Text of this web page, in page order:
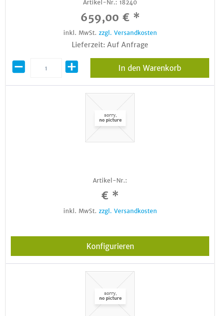
Artikel-Nr.: 18240
659,00 € *
inkl. MwSt. zzgl. Versandkosten
Lieferzeit: Auf Anfrage
In den Warenkorb
Artikel-Nr.:
€ *
inkl. MwSt. zzgl. Versandkosten
Konfigurieren